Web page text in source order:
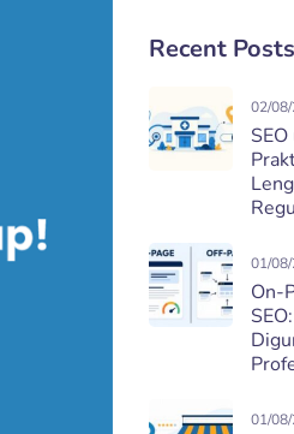
Recent Posts
02/
01/
On-
01/